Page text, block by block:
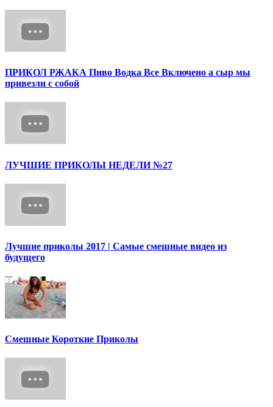
ПРИКОЛ РЖАКА Пиво Водка Все Включено а сыр мы
привезли с собой
ЛУЧШИЕ ПРИКОЛЫ НЕДЕЛИ №27
Лучшие приколы 2017 | Самые смешные видео из
будущего
Смешные Короткие Приколы